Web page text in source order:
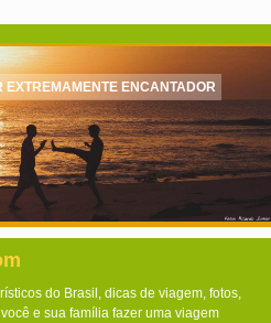
EXTREMAMENTE ENCANTADOR
do Brasil, dicas de viagem, fotos,
e sua família fazer uma viagem